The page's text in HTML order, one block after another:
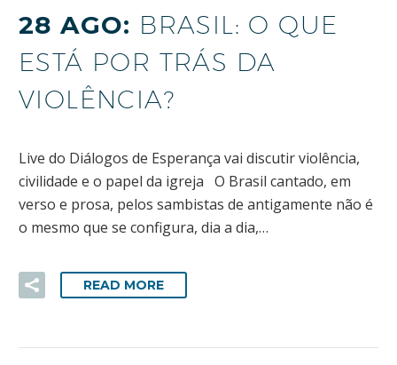
28 AGO: BRASIL: O QUE
ESTÁ POR TRÁS DA
VIOLÊNCIA?
Live do Diálogos de Esperança vai discutir violência,
civilidade e o papel da igreja O Brasil cantado, em
verso e prosa, pelos sambistas de antigamente não é
o mesmo que se configura, dia a dia,…
READ MORE